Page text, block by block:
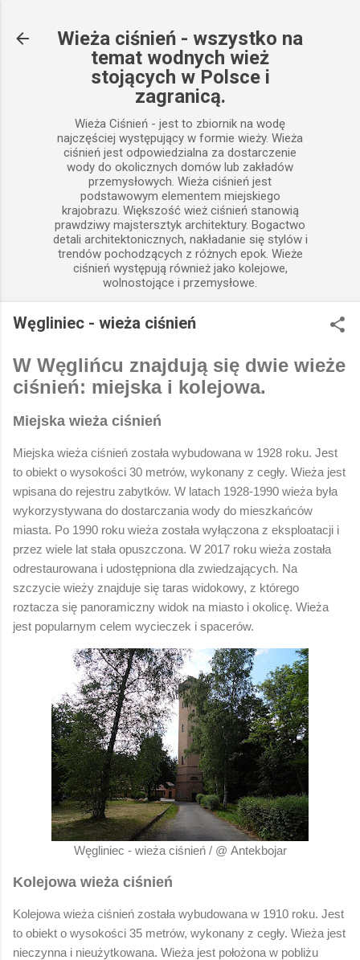
Wieża ciśnień - wszystko na
temat wodnych wież
stojących w Polsce i
zagranicą.
Wieża Ciśnień - jest to zbiornik na wodę
najczęściej występujący w formie wieży. Wieża
ciśnień jest odpowiedzialna za dostarczenie
wody do okolicznych domów lub zakładów
przemysłowych. Wieża ciśnień jest
podstawowym elementem miejskiego
krajobrazu. Większość wież ciśnień stanowią
prawdziwy majstersztyk architektury. Bogactwo
detali architektonicznych, nakładanie się stylów i
trendów pochodzących z różnych epok. Wieże
ciśnień występują również jako kolejowe,
wolnostojące i przemysłowe.
Węgliniec - wieża ciśnień
W Węglińcu znajdują się dwie wieże
ciśnień: miejska i kolejowa.
Miejska wieża ciśnień
Miejska wieża ciśnień została wybudowana w 1928 roku. Jest
to obiekt o wysokości 30 metrów, wykonany z cegły. Wieża jest
wpisana do rejestru zabytków. W latach 1928-1990 wieża była
wykorzystywana do dostarczania wody do mieszkańców
miasta. Po 1990 roku wieża została wyłączona z eksploatacji i
przez wiele lat stała opuszczona. W 2017 roku wieża została
odrestaurowana i udostępniona dla zwiedzających. Na
szczycie wieży znajduje się taras widokowy, z którego
roztacza się panoramiczny widok na miasto i okolicę. Wieża
jest popularnym celem wycieczek i spacerów.
Węgliniec - wieża ciśnień / @ Antekbojar
Kolejowa wieża ciśnień
Kolejowa wieża ciśnień została wybudowana w 1910 roku. Jest
to obiekt o wysokości 35 metrów, wykonany z cegły. Wieża jest
nieczynna i nieużytkowana. Wieża jest położona w pobliżu